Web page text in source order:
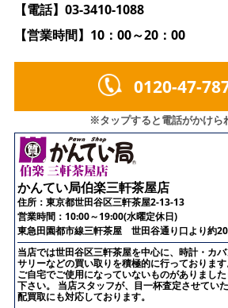
【電話】03-3410-1088
【営業時間】10：00～20：00
0120-47-
※タップすると電話がかけら
かんてい局伯楽三軒茶屋店
住所： 東京都世田谷区三軒茶屋2-13-13
営業時間：10:00～19:00(水曜定休日)
東急田園都市線三軒茶屋 世田谷通り口より約
当店では世田谷区三軒茶屋を中心に、時計・カ
サリーなどの買い取りを積極的に行っております
ご自宅でご使用になっていないものがありまし
下さい。 当店スタッフが、目一杯査定させてい
配買取にも対応しております。